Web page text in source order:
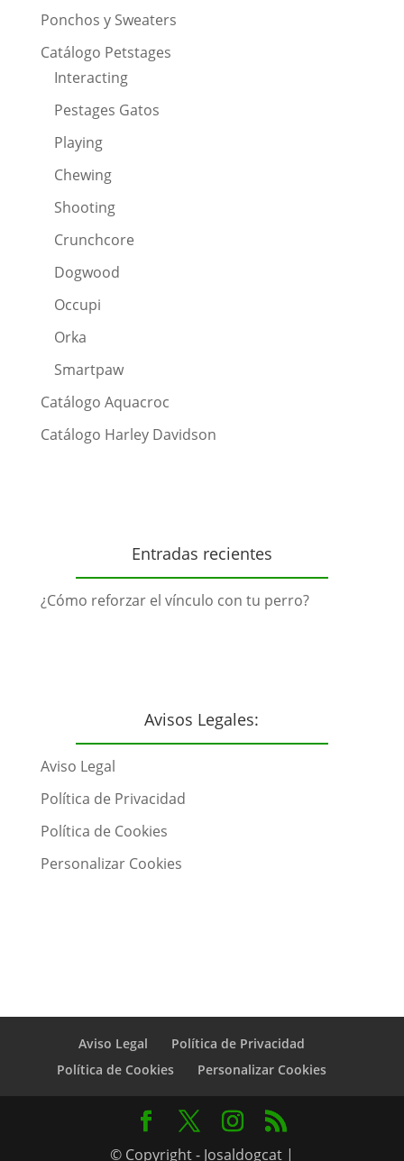
Ponchos y Sweaters
Catálogo Petstages
Interacting
Pestages Gatos
Playing
Chewing
Shooting
Crunchcore
Dogwood
Occupi
Orka
Smartpaw
Catálogo Aquacroc
Catálogo Harley Davidson
Entradas recientes
¿Cómo reforzar el vínculo con tu perro?
Avisos Legales:
Aviso Legal
Política de Privacidad
Política de Cookies
Personalizar Cookies
Aviso Legal
Política de Privacidad
Política de Cookies
Personalizar Cookies
© Copyright - Josaldogcat |